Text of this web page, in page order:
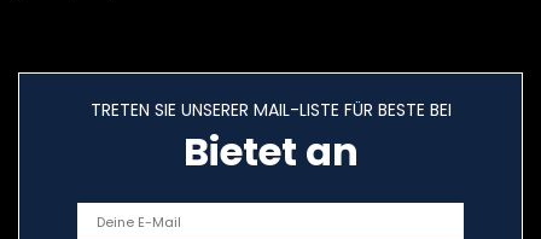
TRETEN SIE UNSERER MAIL-LISTE FÜR BESTE BEI
Bietet an